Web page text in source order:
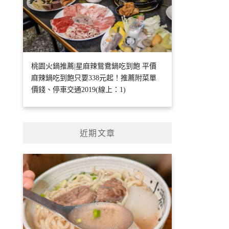
桃園火鍋推薦|星麻辣鴛鴦鍋吃到飽 平價
麻辣鍋吃到飽只要338元起！推薦附菜單
價錢、停車交通2019(線上：1)
近期文章